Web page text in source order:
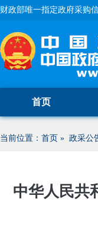
财政部唯一指定政府采购
首页
当前位置： 首页 » 政采公
中华人民共